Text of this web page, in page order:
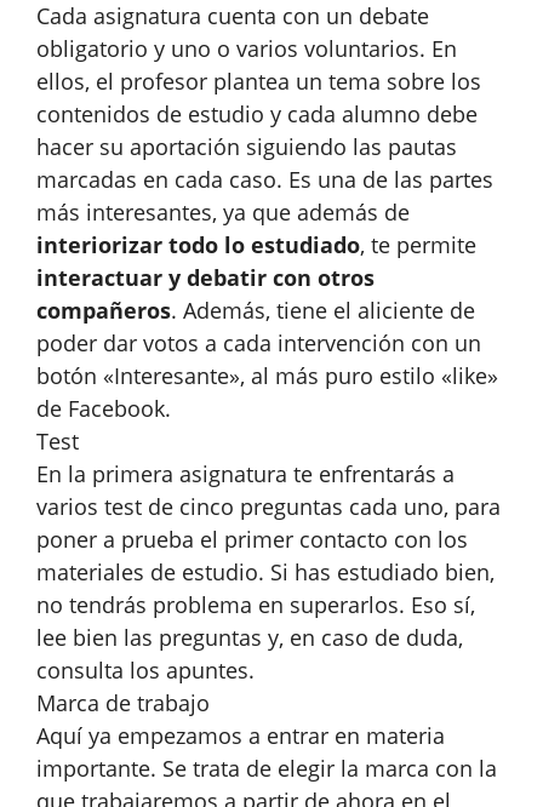
Cada asignatura cuenta con un debate
obligatorio y uno o varios voluntarios. En
ellos, el profesor plantea un tema sobre los
contenidos de estudio y cada alumno debe
hacer su aportación siguiendo las pautas
marcadas en cada caso. Es una de las partes
más interesantes, ya que además de
interiorizar todo lo estudiado, te permite
interactuar y debatir con otros
compañeros. Además, tiene el aliciente de
poder dar votos a cada intervención con un
botón «Interesante», al más puro estilo «like»
de Facebook.
Test
En la primera asignatura te enfrentarás a
varios test de cinco preguntas cada uno, para
poner a prueba el primer contacto con los
materiales de estudio. Si has estudiado bien,
no tendrás problema en superarlos. Eso sí,
lee bien las preguntas y, en caso de duda,
consulta los apuntes.
Marca de trabajo
Aquí ya empezamos a entrar en materia
importante. Se trata de elegir la marca con la
que trabajaremos a partir de ahora en el